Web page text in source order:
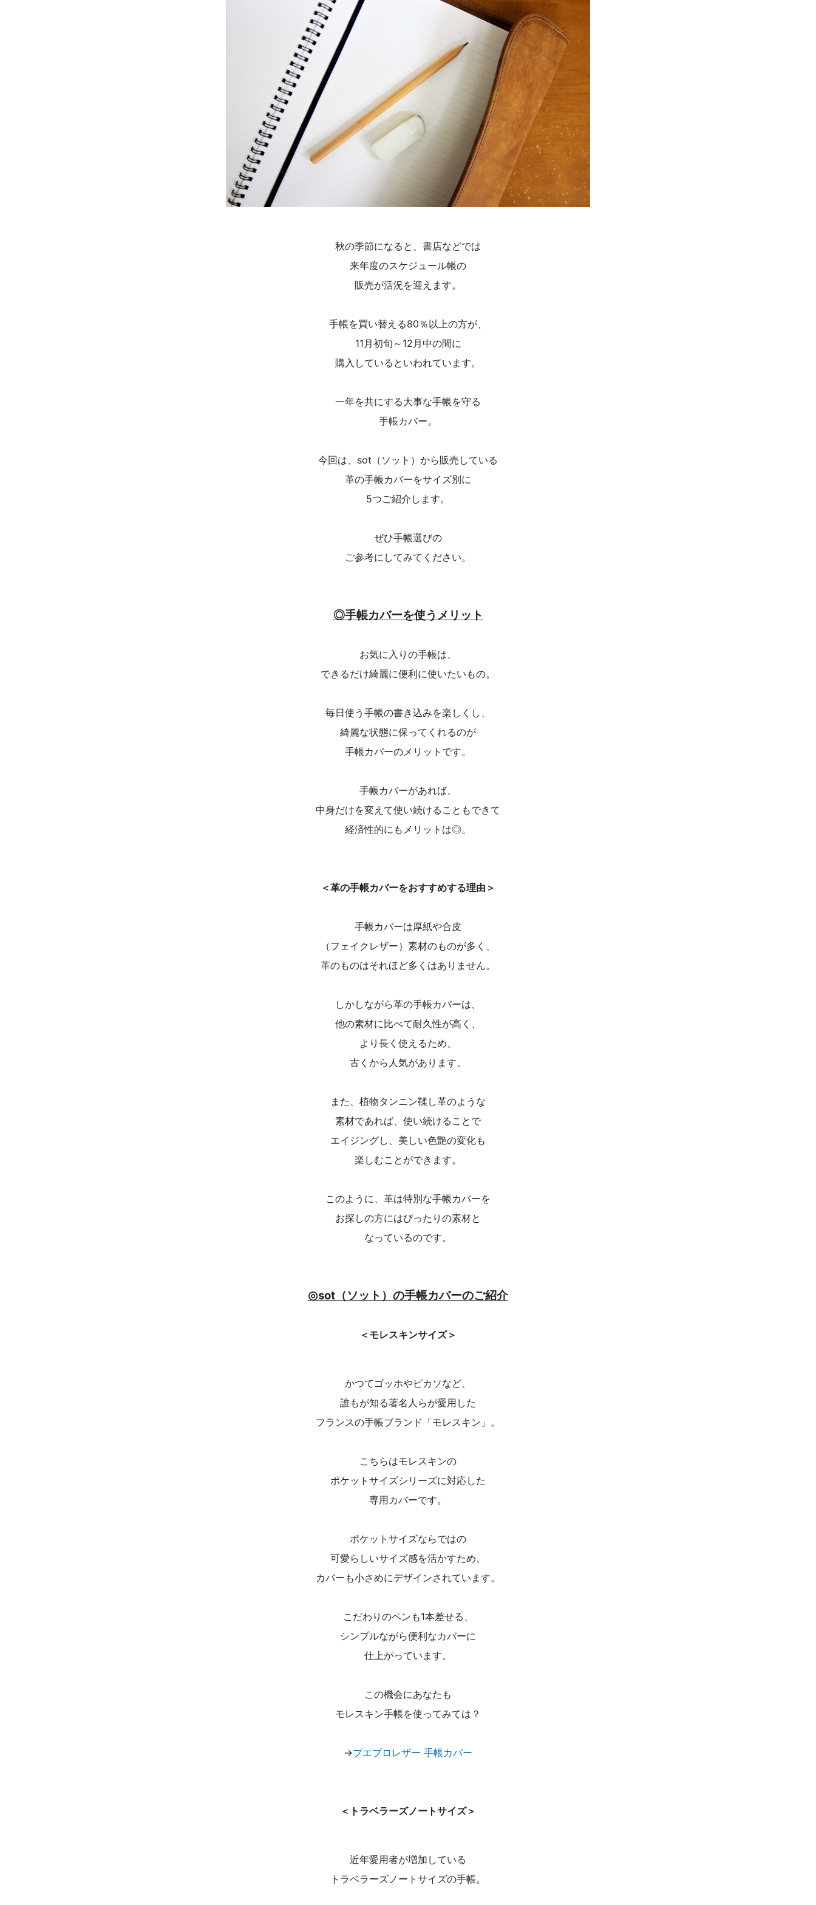
秋の季節になると、書店などでは
来年度のスケジュール帳の
販売が活況を迎えます。
手帳を買い替える80％以上の方が、
11月初旬～12月中の間に
購入しているといわれています。
一年を共にする大事な手帳を守る
手帳カバー。
今回は、sot（ソット）から販売している
革の手帳カバーをサイズ別に
5つご紹介します。
ぜひ手帳選びの
ご参考にしてみてください。
◎手帳カバーを使うメリット
お気に入りの手帳は、
できるだけ綺麗に便利に使いたいもの。
毎日使う手帳の書き込みを楽しくし、
綺麗な状態に保ってくれるのが
手帳カバーのメリットです。
手帳カバーがあれば、
中身だけを変えて使い続けることもできて
経済性的にもメリットは◎。
＜革の手帳カバーをおすすめする理由＞
手帳カバーは厚紙や合皮
（フェイクレザー）素材のものが多く、
革のものはそれほど多くはありません。
しかしながら革の手帳カバーは、
他の素材に比べて耐久性が高く、
より長く使えるため、
古くから人気があります。
また、植物タンニン鞣し革のような
素材であれば、使い続けることで
エイジングし、美しい色艶の変化も
楽しむことができます。
このように、革は特別な手帳カバーを
お探しの方にはぴったりの素材と
なっているのです。
◎sot（ソット）の手帳カバーのご紹介
＜モレスキンサイズ＞
かつてゴッホやピカソなど、
誰もが知る著名人らが愛用した
フランスの手帳ブランド「モレスキン」。
こちらはモレスキンの
ポケットサイズシリーズに対応した
専用カバーです。
ポケットサイズならではの
可愛らしいサイズ感を活かすため、
カバーも小さめにデザインされています。
こだわりのペンも1本差せる、
シンプルながら便利なカバーに
仕上がっています。
この機会にあなたも
モレスキン手帳を使ってみては？
→プエブロレザー 手帳カバー
＜トラベラーズノートサイズ＞
近年愛用者が増加している
トラベラーズノートサイズの手帳。